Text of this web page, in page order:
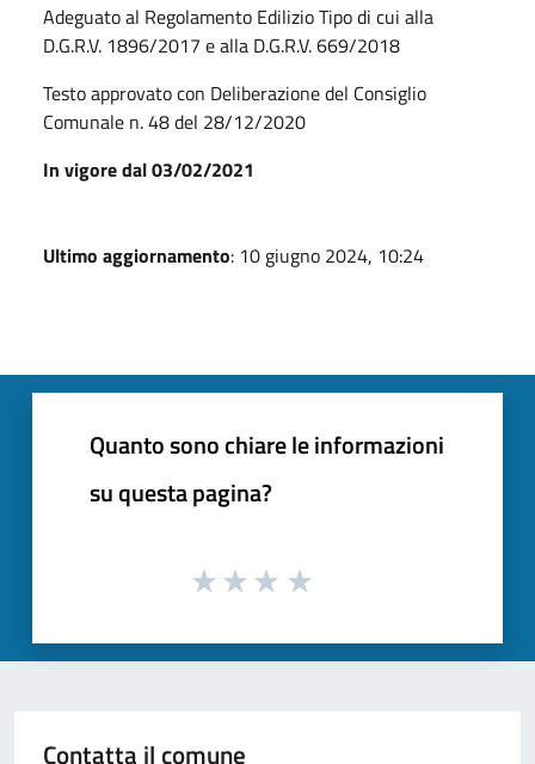
Adeguato al Regolamento Edilizio Tipo di cui alla
D.G.R.V. 1896/2017 e alla D.G.R.V. 669/2018
Testo approvato con Deliberazione del Consiglio
Comunale n. 48 del 28/12/2020
In vigore dal 03/02/2021
Ultimo aggiornamento: 10 giugno 2024, 10:24
Quanto sono chiare le informazioni
su questa pagina?
Contatta il comune